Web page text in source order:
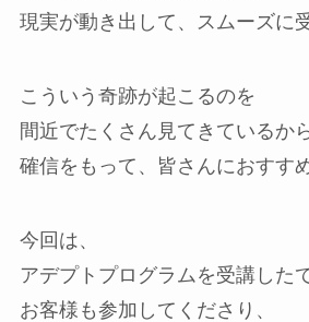
現実が動き出して、スムーズに
こういう奇跡が起こるのを
間近でたくさん見てきているから
確信をもって、皆さんにおすす
今回は、
アデプトプログラムを受講した
お客様も参加してくださり、